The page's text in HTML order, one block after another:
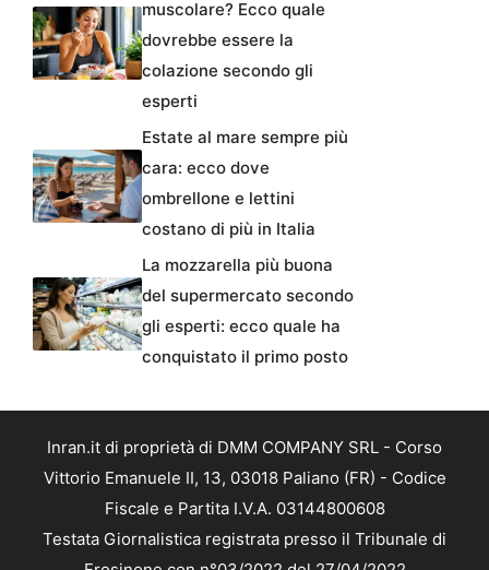
muscolare? Ecco quale
dovrebbe essere la
colazione secondo gli
esperti
Estate al mare sempre più
cara: ecco dove
ombrellone e lettini
costano di più in Italia
La mozzarella più buona
del supermercato secondo
gli esperti: ecco quale ha
conquistato il primo posto
Inran.it di proprietà di DMM COMPANY SRL - Corso
Vittorio Emanuele II, 13, 03018 Paliano (FR) - Codice
Fiscale e Partita I.V.A. 03144800608
Testata Giornalistica registrata presso il Tribunale di